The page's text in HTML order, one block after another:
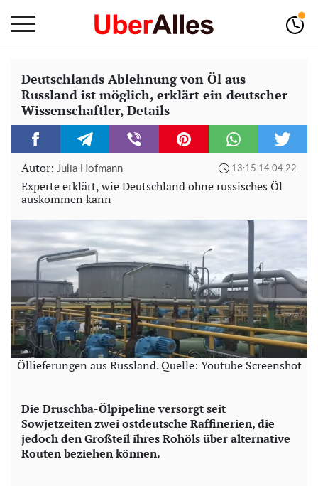
Deutschlands Ablehnung von Öl aus
Russland ist möglich, erklärt ein deutscher
Wissenschaftler, Details
Autor: Julia Hofmann 13:15 14.04.22
Experte erklärt, wie Deutschland ohne russisches Öl
auskommen kann
Öllieferungen aus Russland. Quelle: Youtube Screenshot
Die Druschba-Ölpipeline versorgt seit
Sowjetzeiten zwei ostdeutsche Raffinerien, die
jedoch den Großteil ihres Rohöls über alternative
Routen beziehen können.